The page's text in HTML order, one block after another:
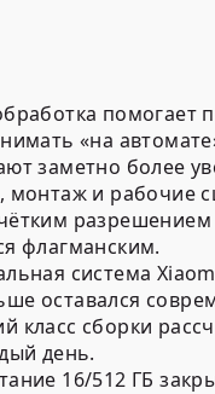
помогает
«на
заметно более
монтаж и рабочие
разрешением
флагманским.
система
оставался
сборки
день.
16/512 ГБ